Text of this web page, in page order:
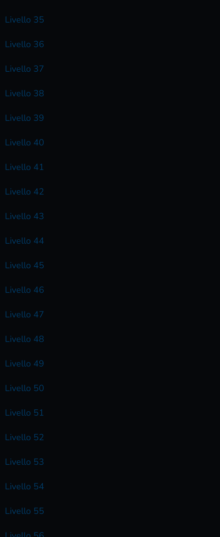
Livello 35
Livello 36
Livello 37
Livello 38
Livello 39
Livello 40
Livello 41
Livello 42
Livello 43
Livello 44
Livello 45
Livello 46
Livello 47
Livello 48
Livello 49
Livello 50
Livello 51
Livello 52
Livello 53
Livello 54
Livello 55